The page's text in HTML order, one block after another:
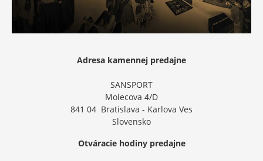
Adresa kamennej predajne
SANSPORT
Molecova 4/D
841 04 Bratislava - Karlova Ves
Slovensko
Otváracie hodiny predajne